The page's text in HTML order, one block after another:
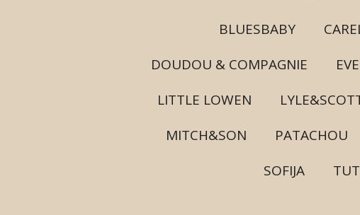
BLUESBABY
DOUDOU & COMPAGNIE
LITTLE LOWEN
MITCH&SON
PATACHOU
SOFIJA